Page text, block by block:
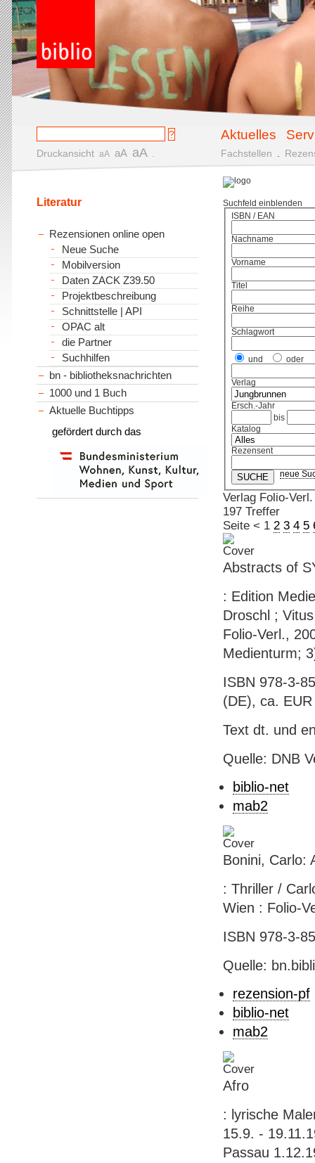
Aktuelles
Druckansicht aA aA aA Fachstellen
Suchfeld einblenden
ISBN / EAN
Nachname
Vorname
Titel
Reihe
Schlagwort
und oder
Verlag
Ersch.-Jahr
bis
Katalog
Rezensent
neue
Verlag Folio-Verl.
197 Treffer
Seite < 1 2 3 4 5
Abstracts of
: Edition
Droschl ;
Folio-Verl.,
Medienturm;
ISBN 978-3-
(DE), ca.
Text dt. und
Quelle: DNB
biblio-net
mab2
Bonini, Carlo:
: Thriller /
Wien : Folio-
ISBN 978-3-
Quelle:
rezension-pf
biblio-net
mab2
Afro
: lyrische
15.9. -
Passau
Literatur
Rezensionen online open
Neue Suche
Mobilversion
Daten ZACK Z39.50
Projektbeschreibung
Schnittstelle | API
OPAC alt
die Partner
Suchhilfen
bn - bibliotheksnachrichten
1000 und 1 Buch
Aktuelle Buchtipps
gefördert durch das